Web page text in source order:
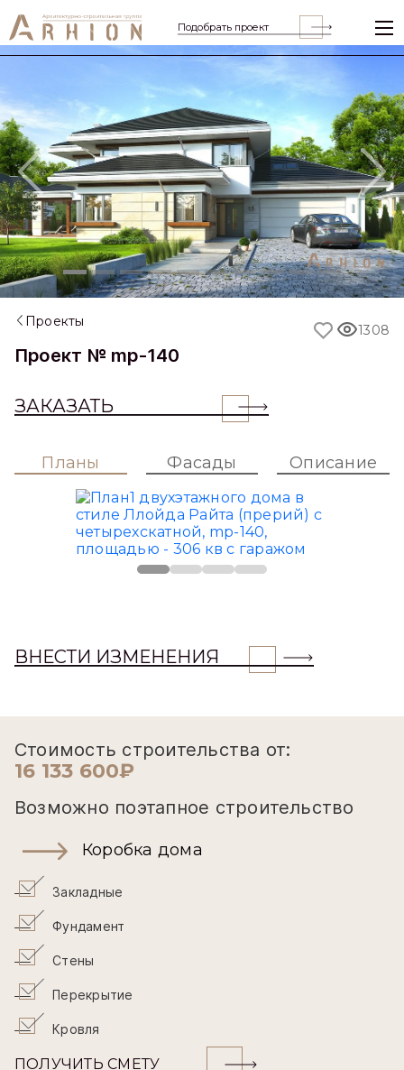
Подобрать проект
Previous
Проекты
Проект № mp-140
ЗАКАЗАТЬ
1308
Планы Фасады Описание
ВНЕСТИ ИЗМЕНЕНИЯ
Стоимость строительства от:
16 133 600₽
Возможно поэтапное строительство
Коробка дома
Закладные
Фундамент
Стены
Перекрытие
Кровля
ПОЛУЧИТЬ СМЕТУ